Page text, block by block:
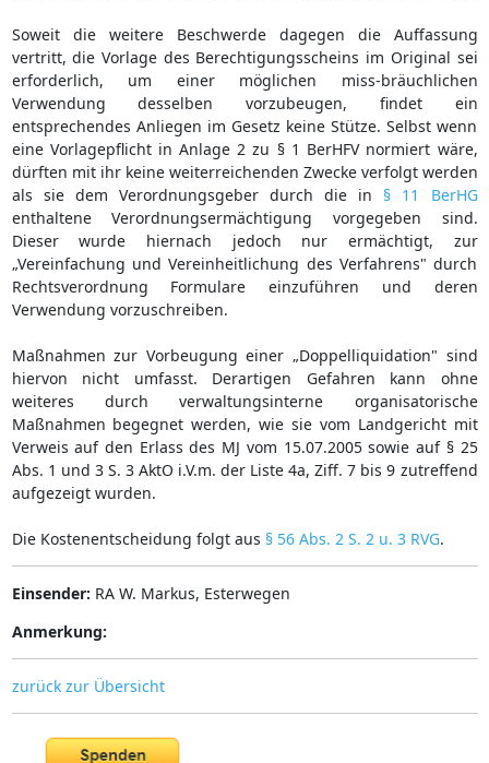
Soweit die weitere Beschwerde dagegen die Auffassung
vertritt, die Vorlage des Berechtigungsscheins im Original sei
erforderlich, um einer möglichen miss-bräuchlichen
Verwendung desselben vorzubeugen, findet ein
entsprechendes Anliegen im Gesetz keine Stütze. Selbst wenn
eine Vorlagepflicht in Anlage 2 zu § 1 BerHFV normiert wäre,
dürften mit ihr keine weiterreichenden Zwecke verfolgt werden
als sie dem Verordnungsgeber durch die in § 11 BerHG
enthaltene Verordnungsermächtigung vorgegeben sind.
Dieser wurde hiernach jedoch nur ermächtigt, zur
„Vereinfachung und Vereinheitlichung des Verfahrens" durch
Rechtsverordnung Formulare einzuführen und deren
Verwendung vorzuschreiben.
Maßnahmen zur Vorbeugung einer „Doppelliquidation" sind
hiervon nicht umfasst. Derartigen Gefahren kann ohne
weiteres durch verwaltungsinterne organisatorische
Maßnahmen begegnet werden, wie sie vom Landgericht mit
Verweis auf den Erlass des MJ vom 15.07.2005 sowie auf § 25
Abs. 1 und 3 S. 3 AktO i.V.m. der Liste 4a, Ziff. 7 bis 9 zutreffend
aufgezeigt wurden.
Die Kostenentscheidung folgt aus § 56 Abs. 2 S. 2 u. 3 RVG.
Einsender: RA W. Markus, Esterwegen
Anmerkung:
zurück zur Übersicht